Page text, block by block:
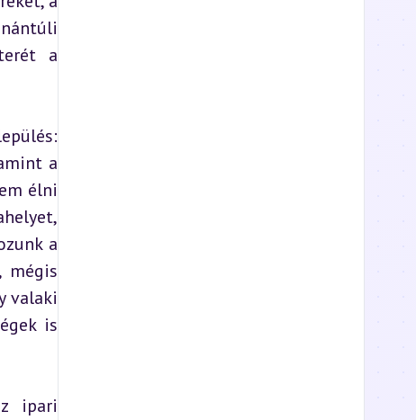
a
a
élni
a
mégis
valaki
is
ipari